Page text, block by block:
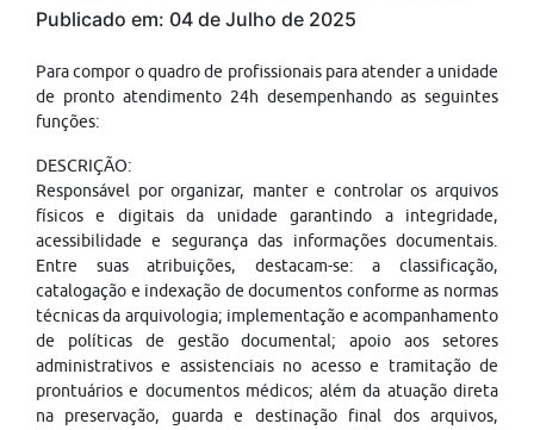
Publicado em: 04 de Julho de 2025
Para compor o quadro de profissionais para atender a unidade
de pronto atendimento 24h desempenhando as seguintes
funções:
DESCRIÇÃO:
Responsável por organizar, manter e controlar os arquivos
físicos e digitais da unidade garantindo a integridade,
acessibilidade e segurança das informações documentais.
Entre suas atribuições, destacam-se: a classificação,
catalogação e indexação de documentos conforme as normas
técnicas da arquivologia; implementação e acompanhamento
de políticas de gestão documental; apoio aos setores
administrativos e assistenciais no acesso e tramitação de
prontuários e documentos médicos; além da atuação direta
na preservação, guarda e destinação final dos arquivos,